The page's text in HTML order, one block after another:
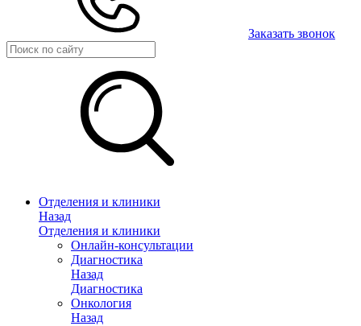
Заказать звонок
Отделения и клиники
Назад
Отделения и клиники
Онлайн-консультации
Диагностика
Назад
Диагностика
Онкология
Назад